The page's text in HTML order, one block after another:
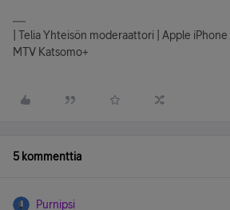
| Telia Yhteisön moderaattori | Apple iPhone
MTV Katsomo+
5 kommenttia
Purnipsi